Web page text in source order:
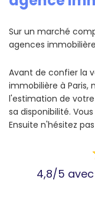
Sur un marché
agences
Avant de confier la
immobilière à Paris,
l'estimation de
sa disponibilité.
Ensuite n'hésitez
4,8/5